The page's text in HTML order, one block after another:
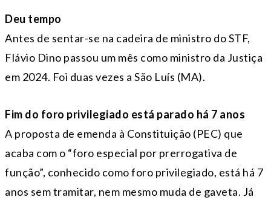
Deu tempo
Antes de sentar-se na cadeira de ministro do STF,
Flávio Dino passou um mês como ministro da Justiça
em 2024. Foi duas vezes a São Luís (MA).
Fim do foro privilegiado está parado há 7 anos
A proposta de emenda à Constituição (PEC) que
acaba com o “foro especial por prerrogativa de
função”, conhecido como foro privilegiado, está há 7
anos sem tramitar, nem mesmo muda de gaveta. Já